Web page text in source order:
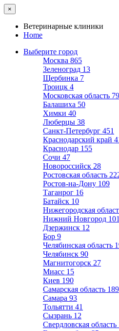
×
Ветеринарные клиники
Home
Выберите город
Москва 865
Зеленоград 13
Щербинка 7
Троицк 4
Московская область
Балашиха 50
Химки 40
Люберцы 38
Санкт-Петербург 451
Краснодарский край
Краснодар 155
Сочи 47
Новороссийск 28
Ростовская область
Ростов-на-Дону 109
Таганрог 16
Батайск 10
Нижегородская
Нижний Новгород 101
Дзержинск 12
Бор 9
Челябинская область
Челябинск 90
Магнитогорск 27
Миасс 15
Киев 190
Самарская область 189
Самара 93
Тольятти 41
Сызрань 12
Свердловская область